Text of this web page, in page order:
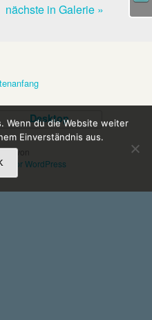
nächste in Galerie »
Desktop
von
for WordPress
Wenn du die Website weiter
Einverständnis aus.